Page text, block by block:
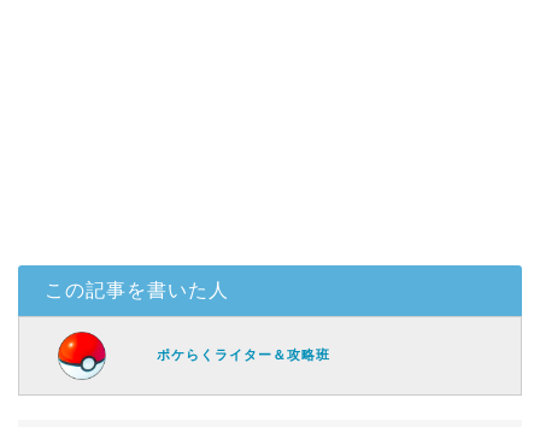
この記事を書いた人
ポケらくライター＆攻略班